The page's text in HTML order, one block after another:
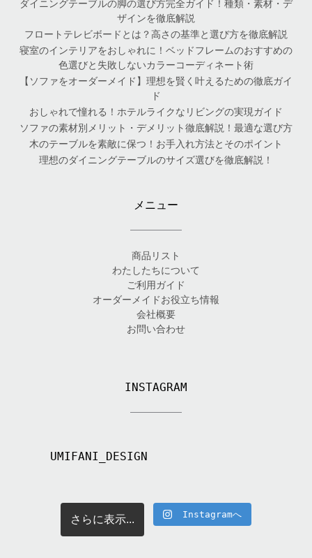
ダイニングテーブルの脚の選び方完全ガイド！種類・素材・デ
ザインを徹底解説
フロートテレビボードとは？高さの基準と選び方を徹底解説
寝室のインテリアをおしゃれに！ベッドフレームのおすすめの
色選びと失敗しないカラーコーディネート術
【ソファをオーダーメイド】理想を賢く叶えるための徹底ガイ
ド
おしゃれで憧れる！ホテルライクなリビングの実現ガイド
ソファの素材別メリット・デメリット徹底解説！最適な選び方
木のテーブルを素敵に保つ！お手入れ方法とそのポイント
理想のダイニングテーブルのサイズ選びを徹底解説！
メニュー
商品リスト
わたしたちについて
ご利用ガイド
オーダーメイドお役立ち情報
会社概要
お問い合わせ
INSTAGRAM
UMIFANI_DESIGN
さらに表示... Instagramへ